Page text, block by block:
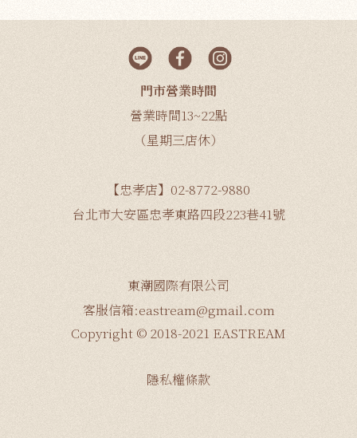
門市營業時間
營業時間13~22點
（星期三店休）
【忠孝店】02-8772-9880
台北市大安區忠孝東路四段223巷41號
東潮國際有限公司
客服信箱:eastream@gmail.com
Copyright © 2018-2021 EASTREAM
隱私權條款